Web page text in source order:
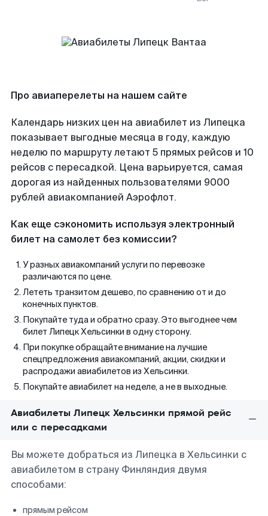
Про авиаперелеты на нашем сайте
Календарь низких цен на авиабилет из Липецка
показывает выгодные месяца в году, каждую
неделю по маршруту летают 5 прямых рейсов и 10
рейсов с пересадкой. Цена варьируется, самая
дорогая из найденных пользователями 9000
рублей авиакомпанией Аэрофлот.
Как еще сэкономить используя электронный
билет на самолет без комиссии?
У разных авиакомпаний услуги по перевозке
различаются по цене.
Лететь транзитом дешево, по сравнению от и до
конечных пунктов.
Покупайте туда и обратно сразу. Это выгоднее чем
билет Липецк Хельсинки в одну сторону.
При покупке обращайте внимание на лучшие
спецпредложения авиакомпаний, акции, скидки и
распродажи авиабилетов из Хельсинки.
Покупайте авиабилет на неделе, а не в выходные.
Авиабилеты Липецк Хельсинки прямой рейс
или с пересадками
Вы можете добраться из Липецка в Хельсинки с
авиабилетом в страну Финляндия двумя
способами:
прямым рейсом